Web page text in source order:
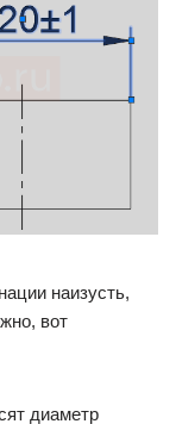
наизусть,
вот
диаметр